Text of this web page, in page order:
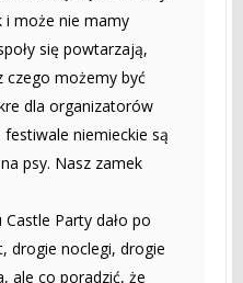
i może nie mamy
się powtarzają,
czego możemy być
dla organizatorów
festiwale niemieckie są
psy. Nasz zamek
Party dało po
drogie noclegi, drogie
ale co poradzić, że